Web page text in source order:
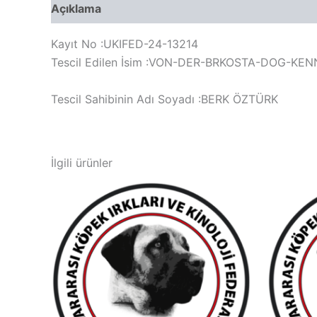
Açıklama
Kayıt No :UKIFED-24-13214
Tescil Edilen İsim :VON-DER-BRKOSTA-DOG-
Tescil Sahibinin Adı Soyadı :BERK ÖZTÜRK
İlgili ürünler